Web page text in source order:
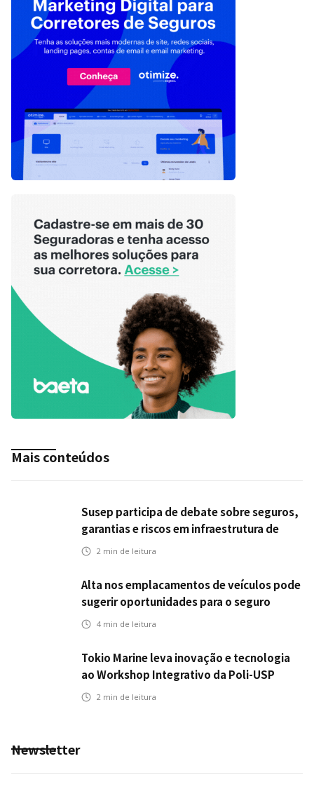
Mais conteúdos
Susep participa de debate sobre seguros,
garantias e riscos em infraestrutura de
transportes
2 min de leitura
Alta nos emplacamentos de veículos pode
sugerir oportunidades para o seguro
automotivo
4 min de leitura
Tokio Marine leva inovação e tecnologia
ao Workshop Integrativo da Poli-USP
2 min de leitura
Newsletter